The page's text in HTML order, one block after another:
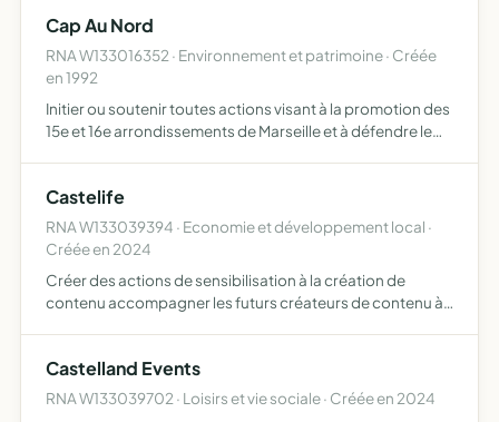
thaïlandai…
Cap Au Nord
RNA W133016352 · Environnement et patrimoine · Créée
en 1992
Initier ou soutenir toutes actions visant à la promotion des
15e et 16e arrondissements de Marseille et à défendre le
Castelife
RNA W133039394 · Economie et développement local ·
Créée en 2024
Créer des actions de sensibilisation à la création de
contenu accompagner les futurs créateurs de contenu à
différent…
Castelland Events
RNA W133039702 · Loisirs et vie sociale · Créée en 2024